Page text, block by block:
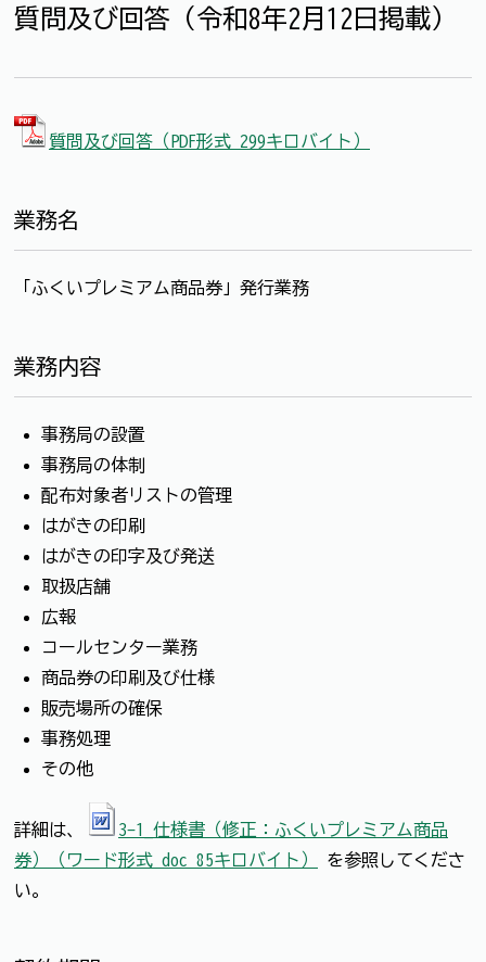
質問及び回答（令和8年2月12日掲載）
質問及び回答（PDF形式 299キロバイト）
業務名
「ふくいプレミアム商品券」発行業務
業務内容
事務局の設置
事務局の体制
配布対象者リストの管理
はがきの印刷
はがきの印字及び発送
取扱店舗
広報
コールセンター業務
商品券の印刷及び仕様
販売場所の確保
事務処理
その他
詳細は、
3-1_仕様書（修正：ふくいプレミアム商品
券）（ワード形式 doc 85キロバイト）
を参照してくださ
い。